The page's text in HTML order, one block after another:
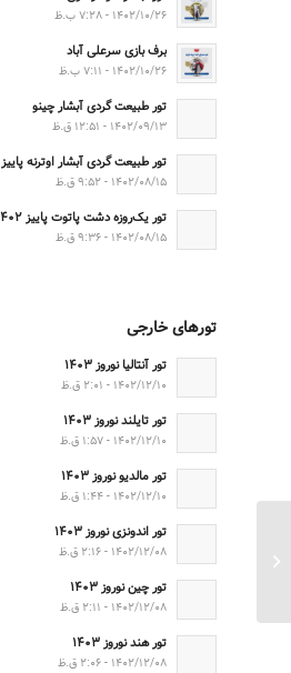
۱۴۰۲/۱۰/۲۶ - ۷:۲۸ ب.ظ
برف بازی سرعلی آباد
۱۴۰۲/۱۰/۲۶ - ۷:۱۱ ب.ظ
تور طبیعت گردی آبشار چینو
۱۴۰۲/۰۹/۱۳ - ۱۲:۵۱ ق.ظ
تور طبیعت گردی آبشار اوترنه پاییز ۱۴۰۲
۱۴۰۲/۰۸/۱۵ - ۹:۵۲ ق.ظ
تور یک‌روزه دشت پاتوت پاییز ۱۴۰۲
۱۴۰۲/۰۸/۱۵ - ۹:۳۶ ق.ظ
تورهای خارجی
تور آنتالیا نوروز ۱۴۰۳
۱۴۰۲/۱۲/۱۰ - ۲:۰۱ ق.ظ
تور تایلند نوروز ۱۴۰۳
۱۴۰۲/۱۲/۱۰ - ۱:۵۷ ق.ظ
تور مالدیو نوروز ۱۴۰۳
۱۴۰۲/۱۲/۱۰ - ۱:۴۴ ق.ظ
تور اندونزی نوروز ۱۴۰۳
۱۴۰۲/۱۲/۰۸ - ۲:۱۶ ق.ظ
تور چین نوروز ۱۴۰۳
۱۴۰۲/۱۲/۰۸ - ۲:۱۱ ق.ظ
تور هند نوروز ۱۴۰۳
۱۴۰۲/۱۲/۰۸ - ۲:۰۶ ق.ظ
تور آنتالیا مستقیم بهار